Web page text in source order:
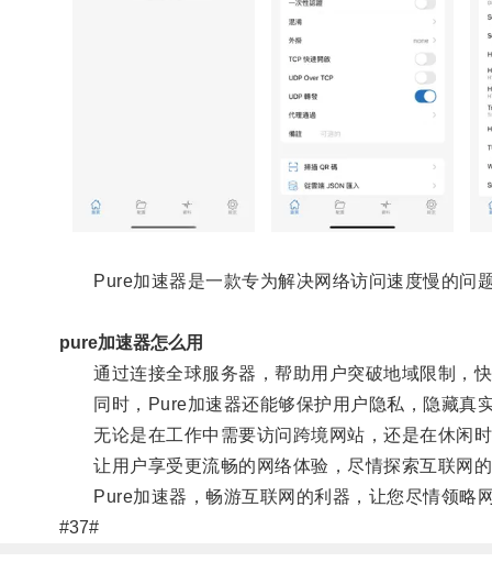
Pure加速器是一款专为解决网络访问速度慢的问
pure加速器怎么用
通过连接全球服务器，帮助用户突破地域限制，
同时，Pure加速器还能够保护用户隐私，隐藏真
无论是在工作中需要访问跨境网站，还是在休闲时
让用户享受更流畅的网络体验，尽情探索互联网
Pure加速器，畅游互联网的利器，让您尽情领略
#37#